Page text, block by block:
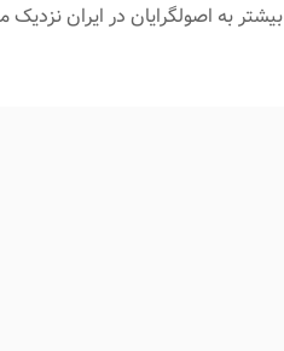
به اصولگرایان در ایران